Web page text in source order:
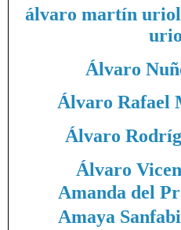
álvaro martín
Álvaro
Álvaro Rafael
Álvaro
Álvaro
Amanda del
Amaya